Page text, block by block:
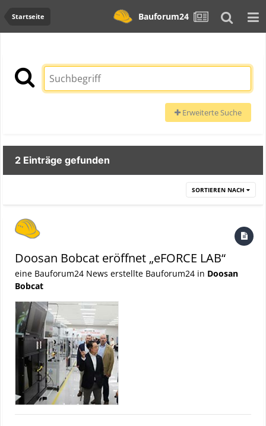
Startseite Bauforum24
Erweiterte Suche
2 Einträge gefunden
SORTIEREN NACH
Doosan Bobcat eröffnet „eFORCE LAB“
eine Bauforum24 News erstellte Bauforum24 in Doosan
Bobcat